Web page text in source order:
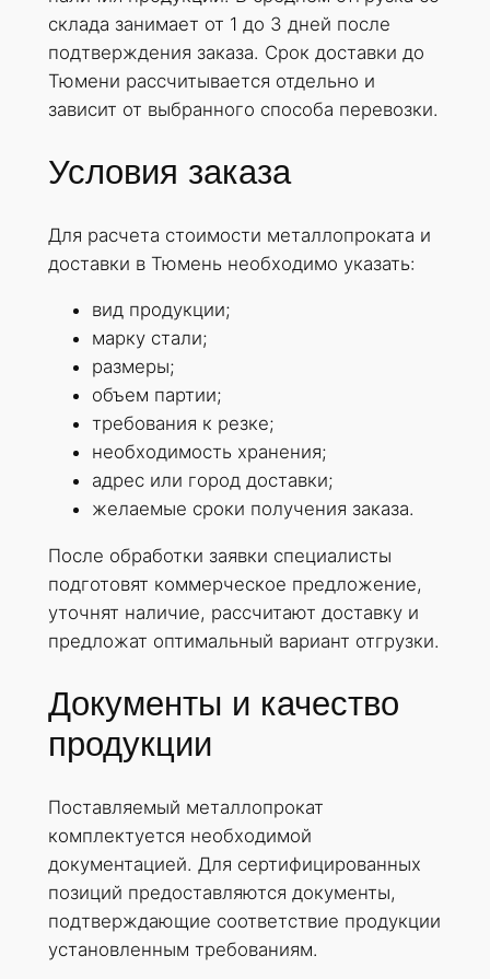
склада занимает от 1 до 3 дней после
подтверждения заказа. Срок доставки до
Тюмени рассчитывается отдельно и
зависит от выбранного способа перевозки.
Условия заказа
Для расчета стоимости металлопроката и
доставки в Тюмень необходимо указать:
вид продукции;
марку стали;
размеры;
объем партии;
требования к резке;
необходимость хранения;
адрес или город доставки;
желаемые сроки получения заказа.
После обработки заявки специалисты
подготовят коммерческое предложение,
уточнят наличие, рассчитают доставку и
предложат оптимальный вариант отгрузки.
Документы и качество
продукции
Поставляемый металлопрокат
комплектуется необходимой
документацией. Для сертифицированных
позиций предоставляются документы,
подтверждающие соответствие продукции
установленным требованиям.